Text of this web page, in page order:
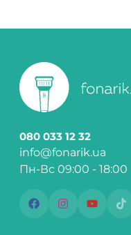
080 033 12 32
info@fonarik.ua
Пн-Вс 09:00 - 18:00